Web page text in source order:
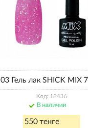
03 Гель лак SHICK MIX
Код: 13436
В наличии
550 тенге